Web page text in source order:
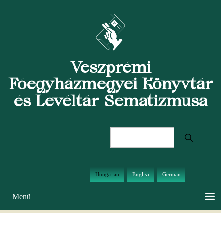
Veszprémi
Főegyházmegyei Könyvtár
és Levéltár Sematizmusa
Hungarian English German
Main
navigation
Menü